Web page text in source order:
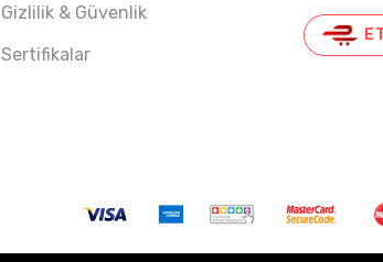
Gizlilik & Güvenlik
Sertifikalar